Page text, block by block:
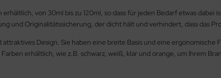
von 30ml bis zu 120ml, so dass für jeden Bedarf etwas dabei
und Originalitätssicherung, der dicht hält und verhindert, dass das
Design. Sie haben eine breite Basis und eine ergonomische
erhältlich, wie z.B. schwarz, weiß, klar und orange, um Ihrem